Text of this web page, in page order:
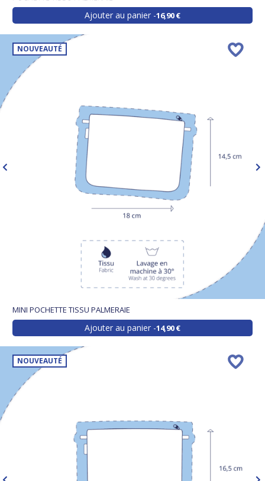
Ajouter au panier 16,90 €
NOUVEAUTÉ
MINI POCHETTE TISSU PALMERAIE
Ajouter au panier 14,90 €
NOUVEAUTÉ